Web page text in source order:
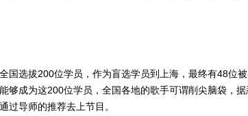
选拔200位学员，作为盲选学员到上海，最终有48位
够成为这200位学员，全国各地的歌手可谓削尖脑袋，据
过导师的推荐去上节目。